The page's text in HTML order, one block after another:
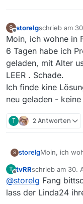
S
Offline
storelgschrieb am
zuletzt
Moin, ich wohne in
6 Tagen habe ich
geladen, mit Alter
LEER . Schade.
Ich finde kine
neu geladen -
T 2 Antworten
S storelgMoin, ich
geladen, mit
LEER .
Ich finde
T
Offline
tvRRschrieb am 30.
zuletzt editiert
@storelg Fang
lass der Linda24